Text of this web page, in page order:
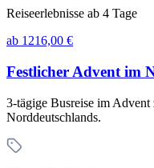
Reiseerlebnisse ab 4 Tage
ab 1216,00 €
Festlicher Advent im
3-tägige Busreise im Advent
Norddeutschlands.